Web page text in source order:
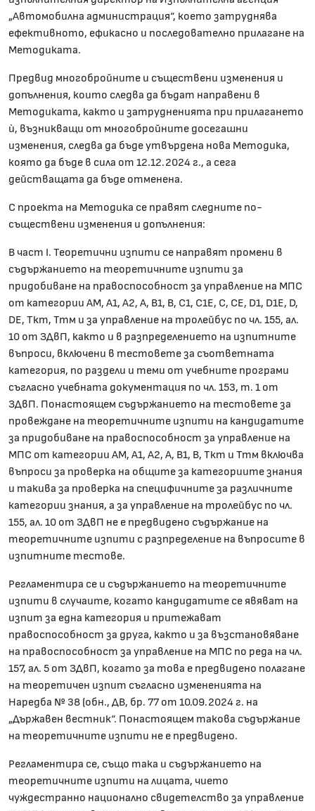
„Автомобилна администрация“, което затруднява
ефективното, ефикасно и последователно прилагане на
Методиката.
Предвид многобройните и съществени изменения и
допълнения, които следва да бъдат направени в
Методиката, както и затрудненията при прилагането
ѝ, възникващи от многобройните досегашни
изменения, следва да бъде утвърдена нова Методика,
която да бъде в сила от 12.12.2024 г., а сега
действащата да бъде отменена.
С проекта на Методика се правят следните по-
съществени изменения и допълнения:
В част I. Теоретични изпити се направят промени в
съдържанието на теоретичните изпити за
придобиване на правоспособност за управление на МПС
от категории АМ, А1, А2, А, В1, В, С1, С1Е, С, СЕ, D1, D1E, D,
DE, Ткт, Ттм и за управление на тролейбус по чл. 155, ал.
10 от ЗДвП, както и в разпределението на изпитните
въпроси, включени в тестовете за съответната
категория, по раздели и теми от учебните програми
съгласно учебната документация по чл. 153, т. 1 от
ЗДвП. Понастоящем съдържанието на тестовете за
провеждане на теоретичните изпити на кандидатите
за придобиване на правоспособност за управление на
МПС от категории АМ, А1, А2, А, В1, В, Ткт и Ттм включва
въпроси за проверка на общите за категориите знания
и такива за проверка на специфичните за различните
категории знания, а за управление на тролейбус по чл.
155, ал. 10 от ЗДвП не е предвидено съдържание на
теоретичните изпити с разпределение на въпросите в
изпитните тестове.
Регламентира се и съдържанието на теоретичните
изпити в случаите, когато кандидатите се явяват на
изпит за една категория и притежават
правоспособност за друга, както и за възстановяване
на правоспособност за управление на МПС по реда на чл.
157, ал. 5 от ЗДвП, когато за това е предвидено полагане
на теоретичен изпит съгласно измененията на
Наредба № 38 (обн., ДВ, бр. 77 от 10.09.2024 г. на
„Държавен вестник“. Понастоящем такова съдържание
на теоретичните изпити не е предвидено.
Регламентира се, също така и съдържанието на
теоретичните изпити на лицата, чието
чуждестранно национално свидетелство за управление